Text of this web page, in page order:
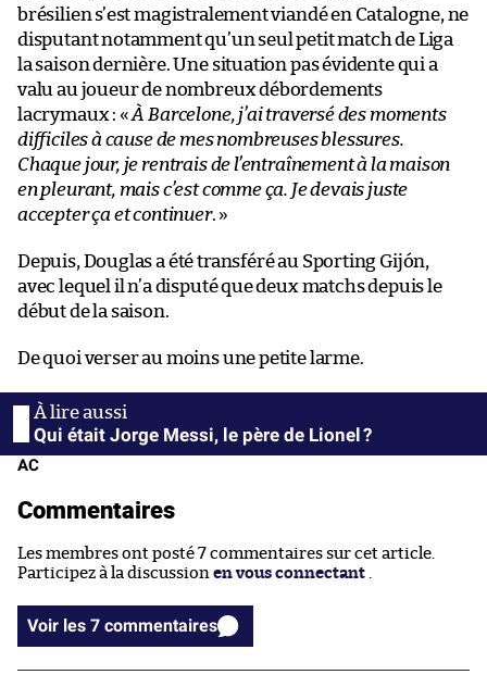
brésilien s’est magistralement viandé en Catalogne, ne
disputant notamment qu’un seul petit match de Liga
la saison dernière. Une situation pas évidente qui a
valu au joueur de nombreux débordements
lacrymaux : «À Barcelone, j’ai traversé des moments
difficiles à cause de mes nombreuses blessures.
Chaque jour, je rentrais de l’entraînement à la maison
en pleurant, mais c’est comme ça. Je devais juste
accepter ça et continuer. »
Depuis, Douglas a été transféré au Sporting Gijón,
avec lequel il n’a disputé que deux matchs depuis le
début de la saison.
De quoi verser au moins une petite larme.
Qui était Jorge Messi, le père de Lionel ?
AC
Commentaires
Les membres ont posté 7 commentaires sur cet article.
Participez à la discussion en vous connectant
Voir les 7 commentaires